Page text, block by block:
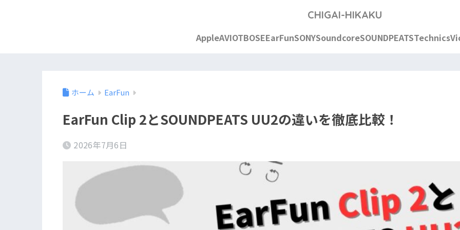
CHIGAI-HIKAKU
AppleAVIOTBOSEEarFunSONYSoundcoreSOUNDPEATSTechnics
ホーム EarFun
EarFun Clip 2とSOUNDPEATS UU2の違いを徹底比較！
2026年7月6日